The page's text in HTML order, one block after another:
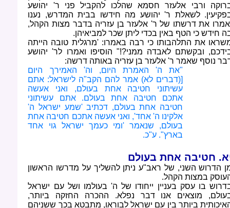
ורבי אלעזר חסמא שהלכו להקביל פני ר' יהושע
לשאלת ר' יהושע מה חידשו בבית המדרש, נענו
את דרשתו של ר' אלעזר בן עזריה בדבר מצות הקהל,
חידש כי הטף באין בכדי ליתן שכר למביאיהן.
את התלהבותו כי רבה באמרו: 'מרגלית טובה הייתה
ובקשתם לאבדה ממני?!" הוסיפו ואמרו לר' יהושע
נוסף שאמר ר' אלעזר בן עזריה באותה דרשה:
"את ה' האמרת היום, וה' האמירך היום
[(דברים לא) אמר להם הקב"ה לישראל: אתם
עשיתוני חטיבה אחת בעולם, ואני אעשה
אתכם חטיבה אחת בעולם. אתם עשיתוני
חטיבה אחת בעולם, דכתיב 'שמע ישראל ה'
אלקינו ה' אחד', ואני אעשה אתכם חטיבה אחת
בעולם, שנאמר 'ומי כעמך ישראל גוי אחד
בארץ". ע"כ.
חטיבה אחת בעולם
הדרוש השני, של ראב"ע ניתן להשליך על מדרשו הראשון
במצות הקהל.
בו עסק בעניין ייחודו של ה' בעולמו ושל עם ישראל
מוצאים אנו דבר נפלא. ההכרה החזקה ביותר,
ביותר בין עם ישראל לבוראו, מתבטא בכך ששניהם